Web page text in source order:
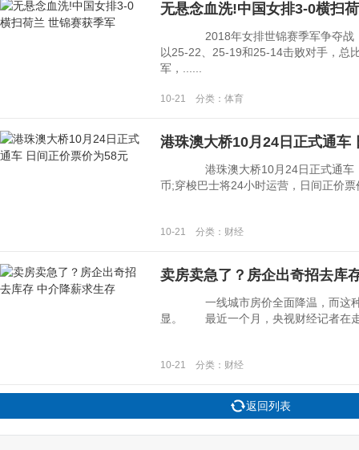
无悬念血洗!中国女排3-0横扫
2018年女排世锦赛季军争夺战，
以25-22、25-19和25-14击败对手，总
军，......
10-21 分类：体育
港珠澳大桥10月24日正式通车
港珠澳大桥10月24日正式通车
币;穿梭巴士将24小时运营，日间正
10-21 分类：财经
卖房卖急了？房企出奇招去库
一线城市房价全面降温，而这种
显。 最近一个月，央视财经记者在
10-21 分类：财经
返回列表